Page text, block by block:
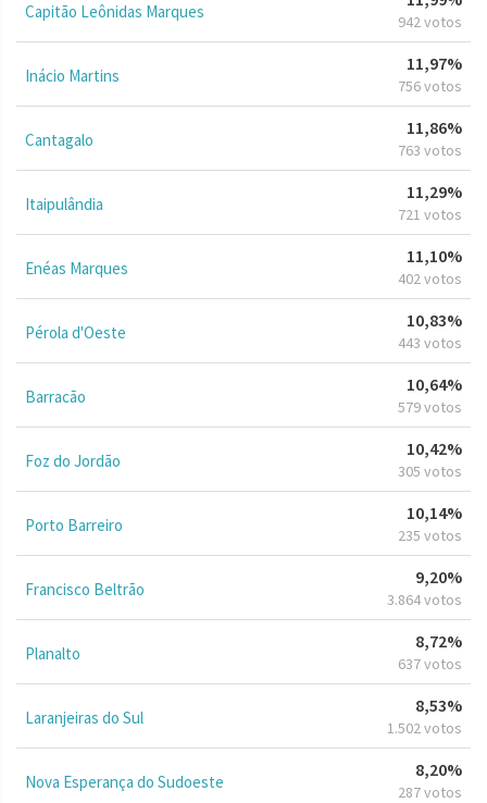
Capitão Leônidas Marques 942 votos
Inácio Martins
11,97%
756 votos
Cantagalo
11,86%
763 votos
Itaipulândia
11,29%
721 votos
Enéas Marques
11,10%
402 votos
Pérola d'Oeste
10,83%
443 votos
Barracão
10,64%
579 votos
Foz do Jordão
10,42%
305 votos
Porto Barreiro
10,14%
235 votos
Francisco Beltrão
9,20%
3.864 votos
Planalto
8,72%
637 votos
Laranjeiras do Sul
8,53%
1.502 votos
Nova Esperança do Sudoeste
8,20%
287 votos